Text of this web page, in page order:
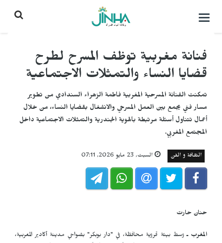
التحكم
فنانة مغربية توظف المسرح لطرح
قضايا النساء والتمثلات الاجتماعية
تمكنت الفنانة المسرحية المغربية فاطمة الزهراء السندادي من تطوير
مسار فني يجمع بين العمل المسرحي والانشغال بقضايا النساء، من خلال
أعمال تتناول أسئلة مرتبطة بالهوية الجندرية والتمثلات الاجتماعية داخل
المجتمع المغربي.
الثقافة و الفن السبت, 23 مايو 2026, 07:11
حنان حارت
المغرب ـوسط بيئة قروية محافظة، في "دار بوبكر" بضواحي مدينة أكادير المغربية،